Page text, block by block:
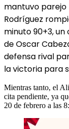
mantuvo parejo
Rodríguez
minuto90+3,
de Oscar
defensa rival
la victoria para
Mientras tanto, el
cita pendiente, ya
20 de febrero a las